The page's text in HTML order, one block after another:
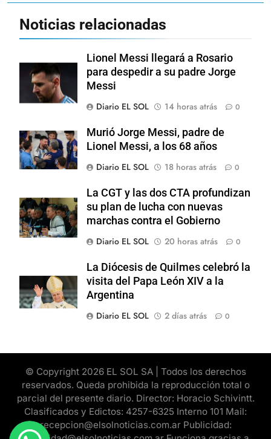
Noticias relacionadas
Lionel Messi llegará a Rosario
para despedir a su padre Jorge
Messi
Diario EL SOL
14 horas atrás 0
Murió Jorge Messi, padre de
Lionel Messi, a los 68 años
Diario EL SOL
18 horas atrás 0
La CGT y las dos CTA profundizan
su plan de lucha con nuevas
marchas contra el Gobierno
Diario EL SOL
20 horas atrás 0
La Diócesis de Quilmes celebró la
visita del Papa León XIV a la
Argentina
Diario EL SOL
2 días atrás 0
© Copyright 2026 EL SOL SA | Todos los derechos
reservados. Queda prohibida la reproducción total o
parcial del presente diario. Director: Horacio Schivintt.
Clasificados y Edictos: 4257-6325 Interno 101 Mail:
recepcion@elsolnoticias.com.ar Publicidad: